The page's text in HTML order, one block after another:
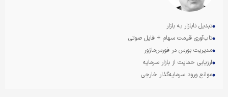
تبدیل نابازار به بازار
تاب‌آوری قیمت سهام + فایل صوتی
مدیریت بورس در فورس‌‌ماژور
ارزیابی حمایت از بازار سرمایه
موانع ورود سرمایه‌گذار خارجی